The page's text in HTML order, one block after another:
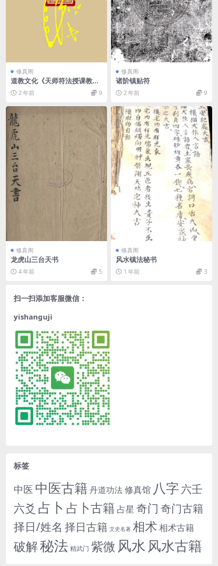
修真阁
道教文化《天师符法授课教
材》2 年前 9
修真阁
诸阶镇贴符
2 年前 9
修真阁
龙虎山三台天书
4 年前 5
修真阁
风水镇法秘书
1 年前 3
扫一扫添加客服微信：
yishanguji
标签
中医 中医古籍 丹道功法修真馆 八字 六壬
六爻 占卜 占卜古籍 占星 奇门 奇门古籍
择日/姓名 择日古籍 文史名著 相术 相术古籍
破解秘法 精武门 紫微 风水 风水古籍